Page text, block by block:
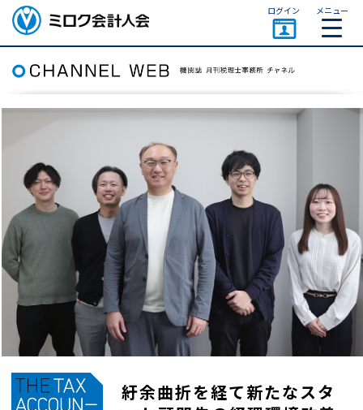
ミロク会計人会 MIROKU
ACCOUNTING PERSON
ASSOCIATION
ログイン メニュー
紆余曲折を経て新たなスタ